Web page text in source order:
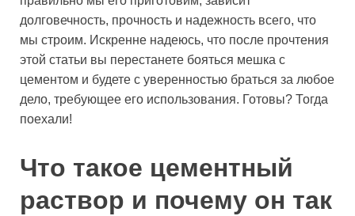
долговечность, прочность и надежность всего, что
мы строим. Искренне надеюсь, что после прочтения
этой статьи вы перестанете бояться мешка с
цементом и будете с уверенностью браться за любое
дело, требующее его использования. Готовы? Тогда
поехали!
Что такое цементный
раствор и почему он так